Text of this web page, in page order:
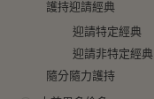
護持迎請經典
迎請特定經典
迎請非特定經典
隨分隨力護持